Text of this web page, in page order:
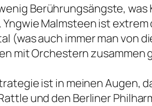
Berührungsängste,
Malmsteen ist
(was auch immer man
mit Orchestern
ist in meinen Augen,
und den Berliner